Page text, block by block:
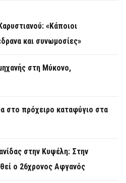
«Κάποιοι
και συνωμοσίες»
στη Μύκονο,
στο πρόχειρο καταφύγιο στα
στην Κυψέλη: Στην
ο 26χρονος Αφγανός